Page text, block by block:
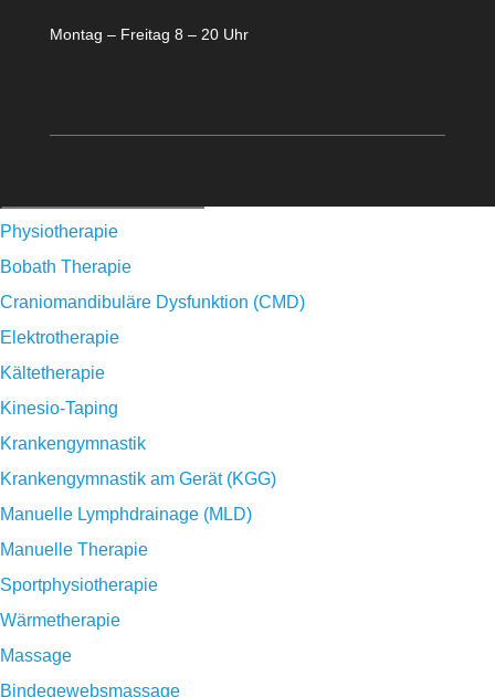
Montag – Freitag 8 – 20 Uhr
Physiotherapie
Bobath Therapie
Craniomandibuläre Dysfunktion (CMD)
Elektrotherapie
Kältetherapie
Kinesio-Taping
Krankengymnastik
Krankengymnastik am Gerät (KGG)
Manuelle Lymphdrainage (MLD)
Manuelle Therapie
Sportphysiotherapie
Wärmetherapie
Massage
Bindegewebsmassage